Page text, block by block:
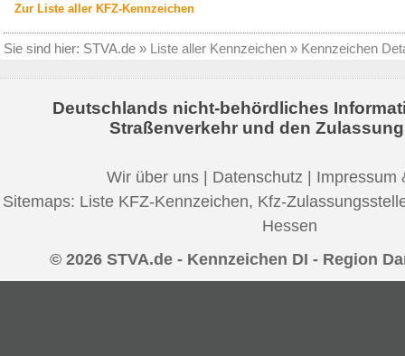
Zur Liste aller KFZ-Kennzeichen
Sie sind hier: STVA.de » Liste aller Kennzeichen » Kennzeichen
Deutschlands nicht-behördliches
Straßenverkehr und den
Wir über uns | Datenschutz | Impressum
Sitemaps: Liste KFZ-Kennzeichen, Kfz-
Hessen
© 2026 STVA.de - Kennzeichen DI - Region